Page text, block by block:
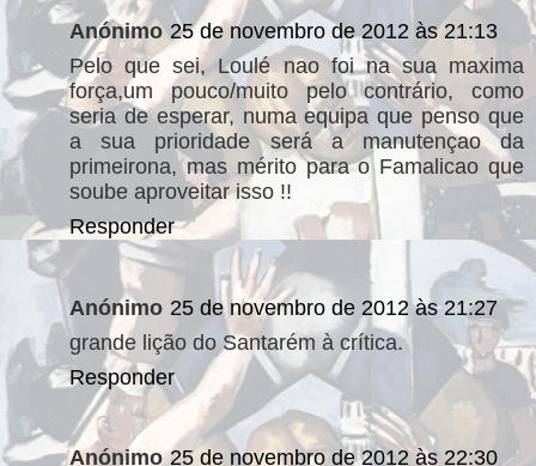
Anónimo 25 de novembro de 2012 às 21:13
Pelo que sei, Loulé nao foi na sua maxima
força,um pouco/muito pelo contrário, como
seria de esperar, numa equipa que penso que
a sua prioridade será a manutençao da
primeirona, mas mérito para o Famalicao que
soube aproveitar isso !!
Responder
Anónimo 25 de novembro de 2012 às 21:27
grande lição do Santarém à crítica.
Responder
Anónimo 25 de novembro de 2012 às 22:30